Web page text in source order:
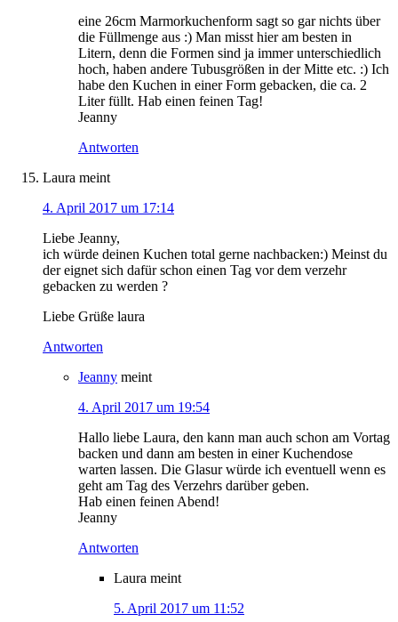
eine 26cm Marmorkuchenform sagt so gar nichts über
die Füllmenge aus :) Man misst hier am besten in
Litern, denn die Formen sind ja immer unterschiedlich
hoch, haben andere Tubusgrößen in der Mitte etc. :) Ich
habe den Kuchen in einer Form gebacken, die ca. 2
Liter füllt. Hab einen feinen Tag!
Jeanny
Antworten
Laura meint
4. April 2017 um 17:14
Liebe Jeanny,
ich würde deinen Kuchen total gerne nachbacken:) Meinst du
der eignet sich dafür schon einen Tag vor dem verzehr
gebacken zu werden ?
Liebe Grüße laura
Antworten
Jeanny meint
4. April 2017 um 19:54
Hallo liebe Laura, den kann man auch schon am Vortag
backen und dann am besten in einer Kuchendose
warten lassen. Die Glasur würde ich eventuell wenn es
geht am Tag des Verzehrs darüber geben.
Hab einen feinen Abend!
Jeanny
Antworten
Laura meint
5. April 2017 um 11:52